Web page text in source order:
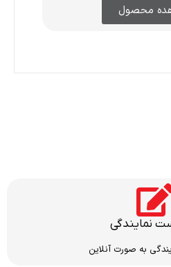
محصول
نمایندگی
به صورت آنلاین